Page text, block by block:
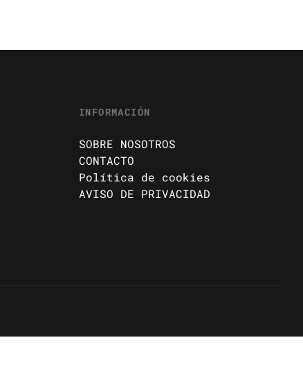
INFORMACIÓN
SOBRE NOSOTROS
CONTACTO
Política de cookies
AVISO DE PRIVACIDAD